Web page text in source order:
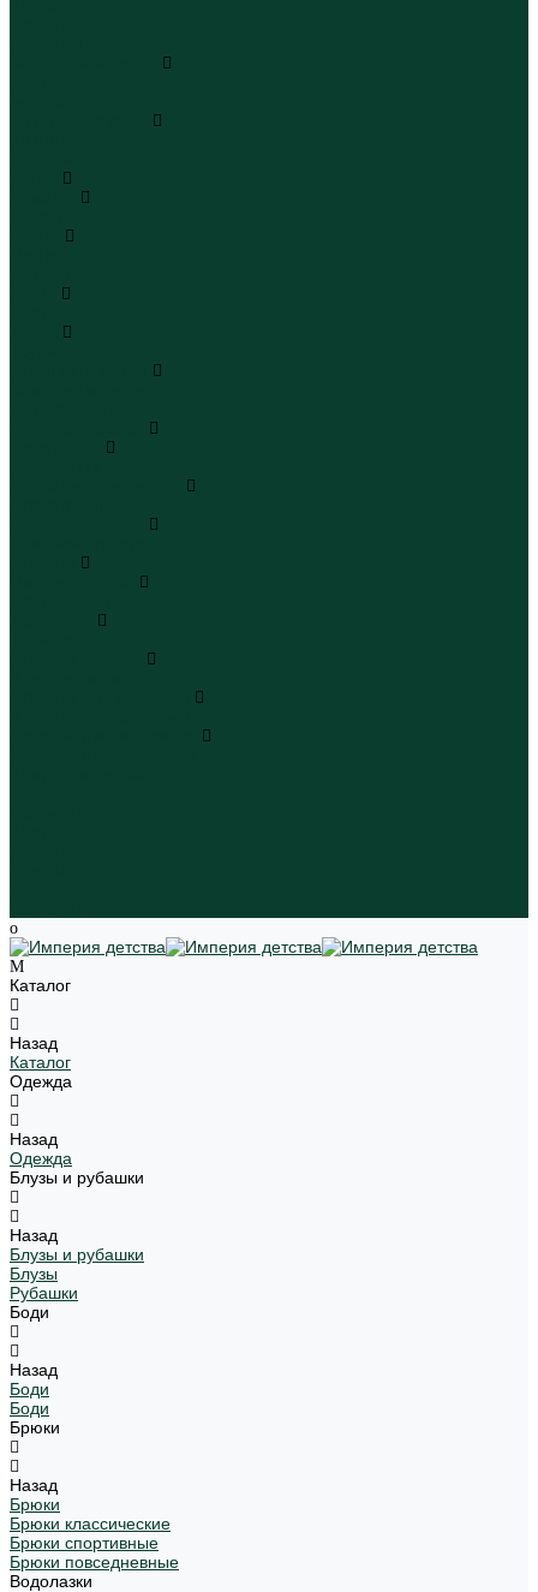
Каталог
Назад
Каталог
Одежда
Назад
Одежда
Блузы и рубашки
Назад
Блузы и рубашки
Блузы
Рубашки
Боди
Назад
Боди
Боди
Брюки
Назад
Брюки
Брюки классические
Брюки спортивные
Брюки повседневные
Водолазки